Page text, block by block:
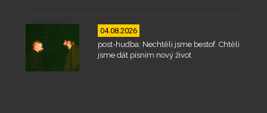
04.08.2026
post-hudba: Nechtěli jsme bestof. Chtěli
jsme dát písním nový život